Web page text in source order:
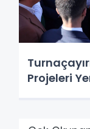
Projeleri